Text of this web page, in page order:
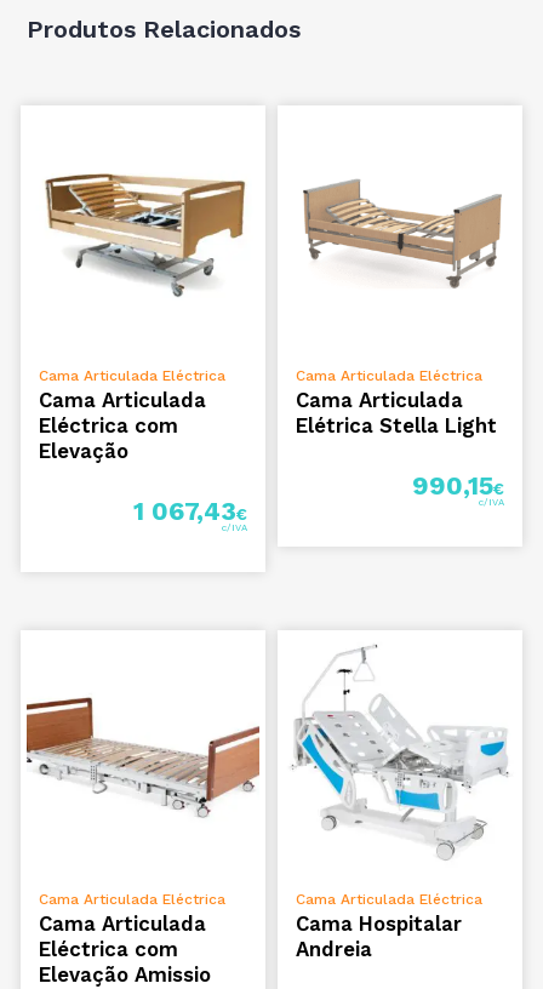
Produtos Relacionados
ADICIONAR
Cama Articulada Eléctrica
Cama Articulada
Eléctrica com
Elevação
1 067,43€
ADICIONAR
Cama Articulada Eléctrica
Cama Articulada
Elétrica Stella Light
990,15€
ADICIONAR
Cama Articulada Eléctrica
Cama Articulada
Eléctrica com
Elevação Amissio
ADICIONAR
Cama Articulada Eléctrica
Cama Hospitalar
Andreia